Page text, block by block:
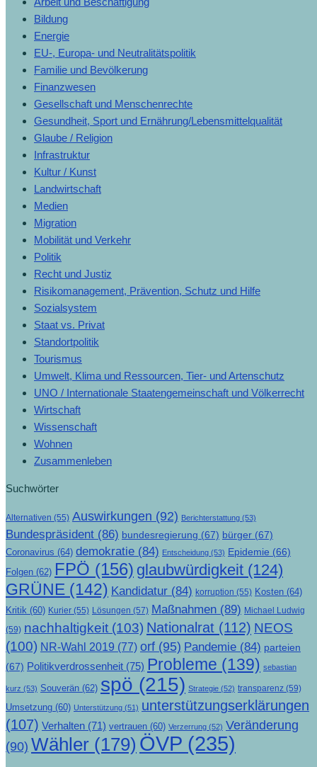
Bildung
Energie
EU-, Europa- und Neutralitätspolitik
Familie und Bevölkerung
Finanzwesen
Gesellschaft und Menschenrechte
Gesundheit, Sport und Ernährung/Lebensmittelqualität
Glaube / Religion
Infrastruktur
Kultur / Kunst
Landwirtschaft
Medien
Migration
Mobilität und Verkehr
Politik
Recht und Justiz
Risikomanagement, Prävention, Schutz und Hilfe
Sozialsystem
Staat vs. Privat
Standortpolitik
Tourismus
Umwelt, Klima und Ressourcen, Tier- und Artenschutz
UNO / Internationale Staatengemeinschaft und Völkerrecht
Wirtschaft
Wissenschaft
Wohnen
Zusammenleben
Suchwörter
Alternativen (55) Auswirkungen (92) Berichterstattung (53)
Bundespräsident (86) bundesregierung (67) bürger (67)
Coronavirus (64) demokratie (84) Entscheidung (53) Epidemie (66)
Folgen (62) FPÖ (156) glaubwürdigkeit (124)
GRÜNE (142) Kandidatur (84) korruption (55) Kosten (64)
Kritik (60) Kurier (55) Lösungen (57) Maßnahmen (89) Michael Ludwig
(59) nachhaltigkeit (103) Nationalrat (112) NEOS
(100) NR-Wahl 2019 (77) orf (95) Pandemie (84) parteien
(67) Politikverdrossenheit (75) Probleme (139) sebastian
kurz (53) Souverän (62) spö (215) Strategie (52) transparenz (59)
Umsetzung (60) Unterstützung (51) unterstützungserklärungen
(107) Verhalten (71) vertrauen (60) Verzerrung (52) Veränderung
(90) Wähler (179) ÖVP (235)